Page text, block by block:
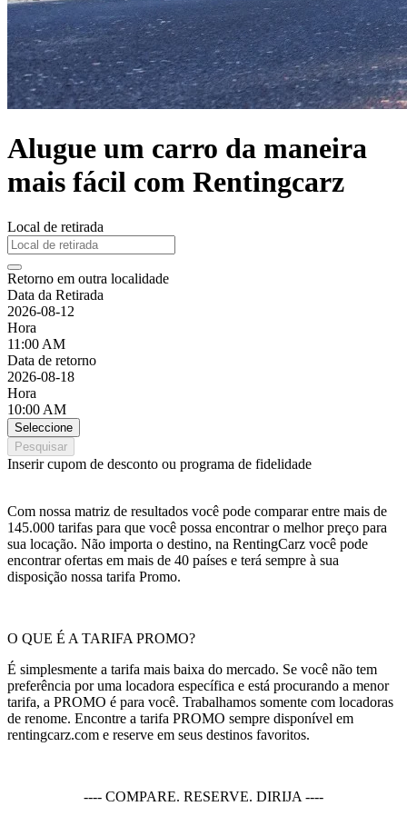
Alugue um carro da maneira
mais fácil com Rentingcarz
Local de retirada
Retorno em outra localidade
Data da Retirada
2026-08-12
Hora
11:00 AM
Data de retorno
2026-08-18
Hora
10:00 AM
Seleccione
Pesquisar
Inserir cupom de desconto ou programa de fidelidade
Com nossa matriz de resultados você pode comparar entre mais de
145.000 tarifas para que você possa encontrar o melhor preço para
sua locação. Não importa o destino, na RentingCarz você pode
encontrar ofertas em mais de 40 países e terá sempre à sua
disposição nossa tarifa Promo.
O QUE É A TARIFA PROMO?
É simplesmente a tarifa mais baixa do mercado. Se você não tem
preferência por uma locadora específica e está procurando a menor
tarifa, a PROMO é para você. Trabalhamos somente com locadoras
de renome. Encontre a tarifa PROMO sempre disponível em
rentingcarz.com e reserve em seus destinos favoritos.
---- COMPARE. RESERVE. DIRIJA ----